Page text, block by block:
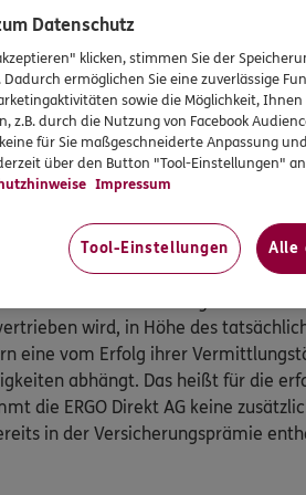
teil:
Kranken- und Pflegeversicherung,
31,www.pkv-ombudsmann.de,
geht.
e.V., Postfach 080632,
,
mit anderen privaten
an.
Vertrieb von Versicherungen
wird, in Höhe des
eine vom Erfolg ihrer
abhängt. Das heißt für die
die ERGO Direkt AG keine
in der Versicherungsprämie
Datenschutz
klicken, stimmen Sie der
ermöglichen Sie eine zuverlässige
sowie die Möglichkeit,
z.B. durch die Nutzung von Facebook
für Sie maßgeschneiderte Anpassung
über den Button "Tool-Einstellungen"
Impressum
Tool-Einstellungen Alle